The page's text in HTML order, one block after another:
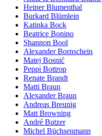
Heiner Blumenthal
Burkard Blümlein
Katinka Bock
Beatrice Bonino
Shannon Bool
Alexander Bornschein
Matej Bosnić
Peppi Bottrop
Renate Brandt
Matti Braun
Alexander Braun
Andreas Breunig
Matt Browning
André Butzer
Michel Büchsenmann